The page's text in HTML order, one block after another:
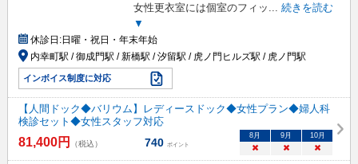
女性更衣室には個室のフィッ
続きを読む
▼
休診日:日曜・祝日・年末年始
内幸町駅 / 御成門駅 / 新橋駅 / 汐留駅 / 虎ノ門ヒルズ駅 / 虎ノ門駅
インボイス制度に対応
【人間ドック◆バリウム】レディースドック◆女性プラン◆婦人科
検診セット◆女性スタッフ対応
81,400円 （税込） 740 ポイント
8 月 9 月 10月
× × ×